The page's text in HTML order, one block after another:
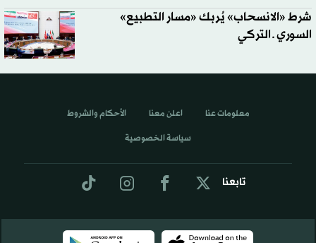
شرط «الانسحاب» يُربك «مسار التطبيع»
السوري ـ التركي
تابعنا
معلومات عنا اعلن معنا الأحكام والشروط
سياسة الخصوصية